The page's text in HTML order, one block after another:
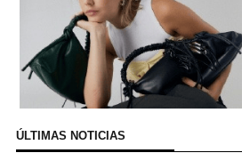
ÚLTIMAS NOTICIAS